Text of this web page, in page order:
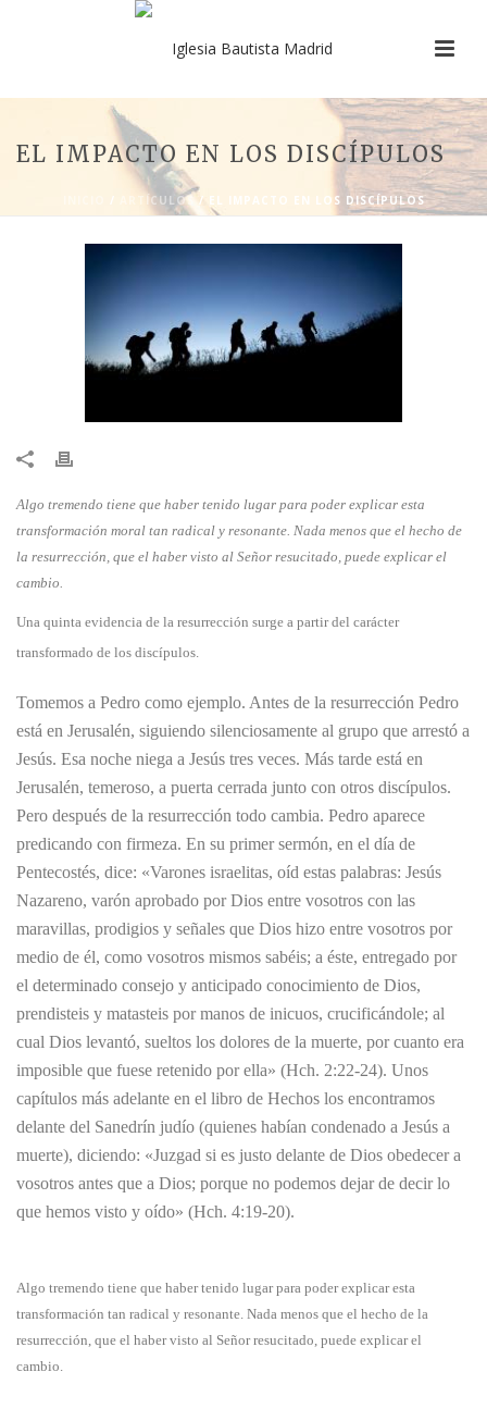
EL IMPACTO EN LOS DISCÍPULOS
/ ARTÍCULOS / EL IMPACTO EN LOS DISCÍPULOS
Algo tremendo tiene que haber tenido lugar para poder explicar esta
transformación moral tan radical y resonante. Nada menos que el hecho de
la resurrección, que el haber visto al Señor resucitado, puede explicar el
cambio.
Una quinta evidencia de la resurrección surge a partir del carácter
transformado de los discípulos.
Tomemos a Pedro como ejemplo. Antes de la resurrección Pedro
está en Jerusalén, siguiendo silenciosamente al grupo que arrestó a
Jesús. Esa noche niega a Jesús tres veces. Más tarde está en
Jerusalén, temeroso, a puerta cerrada junto con otros discípulos.
Pero después de la resurrección todo cambia. Pedro aparece
predicando con firmeza. En su primer sermón, en el día de
Pentecostés, dice: «Varones israelitas, oíd estas palabras: Jesús
Nazareno, varón aprobado por Dios entre vosotros con las
maravillas, prodigios y señales que Dios hizo entre vosotros por
medio de él, como vosotros mismos sabéis; a éste, entregado por
el determinado consejo y anticipado conocimiento de Dios,
prendisteis y matasteis por manos de inicuos, crucificándole; al
cual Dios levantó, sueltos los dolores de la muerte, por cuanto era
imposible que fuese retenido por ella» (Hch. 2:22-24). Unos
capítulos más adelante en el libro de Hechos los encontramos
delante del Sanedrín judío (quienes habían condenado a Jesús a
muerte), diciendo: «Juzgad si es justo delante de Dios obedecer a
vosotros antes que a Dios; porque no podemos dejar de decir lo
que hemos visto y oído» (Hch. 4:19-20).
Algo tremendo tiene que haber tenido lugar para poder explicar esta
transformación tan radical y resonante. Nada menos que el hecho de la
resurrección, que el haber visto al Señor resucitado, puede explicar el
cambio.